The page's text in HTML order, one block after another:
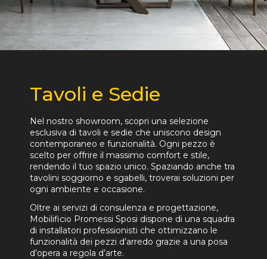
Tavoli e Sedie
Nel nostro showroom, scopri una selezione
esclusiva di tavoli e sedie che uniscono design
contemporaneo e funzionalità. Ogni pezzo è
scelto per offrire il massimo comfort e stile,
rendendo il tuo spazio unico. Spaziando anche tra
tavolini soggiorno e sgabelli, troverai soluzioni per
ogni ambiente e occasione.
Oltre ai servizi di consulenza e progettazione,
Mobilificio Promessi Sposi dispone di una squadra
di installatori professionisti che ottimizzano le
funzionalità dei pezzi d’arredo grazie a una posa
d’opera a regola d’arte.